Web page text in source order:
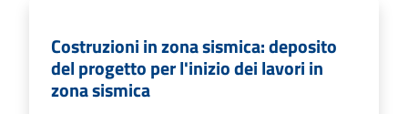
Costruzioni in zona sismica: deposito
del progetto per l'inizio dei lavori in
zona sismica